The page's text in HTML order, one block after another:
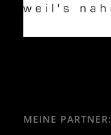
MEINE PARTNER: